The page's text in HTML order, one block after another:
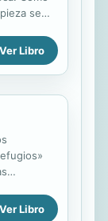
se
de
ingenio
torno a
amor
Santa
en
en
época
para
Ver Libro
de
Ver Libro